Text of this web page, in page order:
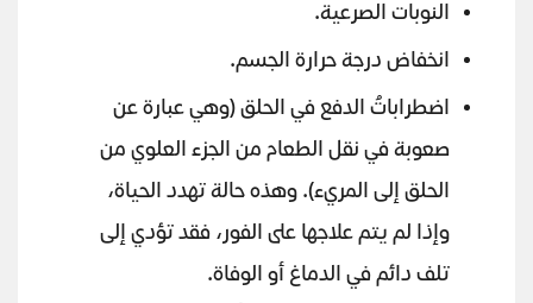
النوبات الصرعية.
انخفاض درجة حرارة الجسم.
اضطراباتُ الدفع في الحلق (وهي عبارة عن
صعوبة في نقل الطعام من الجزء العلوي من
الحلق إلى المريء). وهذه حالة تهدد الحياة،
وإذا لم يتم علاجها على الفور، فقد تؤدي إلى
تلف دائم في الدماغ أو الوفاة.